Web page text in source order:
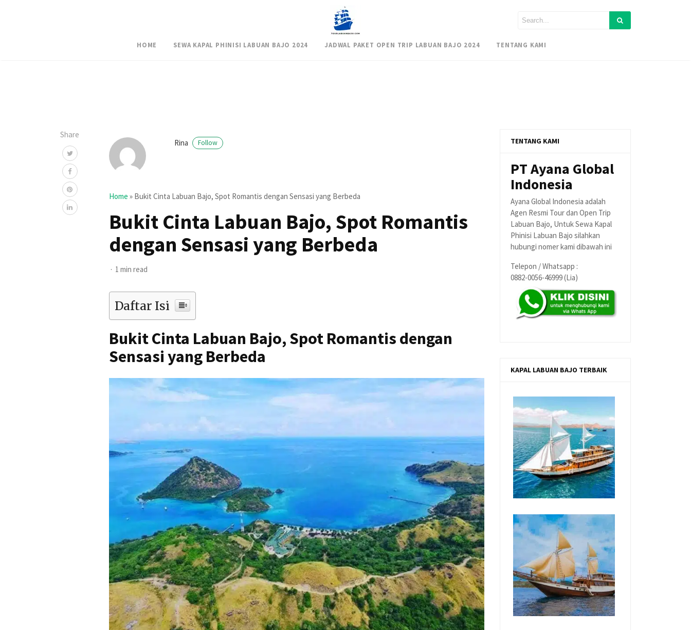
HOME SEWA KAPAL PHINISI LABUAN BAJO 2024 JADWAL PAKET OPEN TRIP LABUAN BAJO 2024 TENTANG KAMI
Share
Rina
Follow
Home » Bukit Cinta Labuan Bajo, Spot Romantis dengan Sensasi yang Berbeda
Bukit Cinta Labuan Bajo, Spot Romantis
dengan Sensasi yang Berbeda
1 min read
Daftar Isi
Bukit Cinta Labuan Bajo, Spot Romantis dengan
Sensasi yang Berbeda
TENTANG KAMI
PT Ayana Global
Indonesia
Ayana Global Indonesia adalah
Agen Resmi Tour dan Open Trip
Labuan Bajo, Untuk Sewa Kapal
Phinisi Labuan Bajo silahkan
hubungi nomer kami dibawah ini
Telepon / Whatsapp :
0882-0056-46999 (Lia)
KAPAL LABUAN BAJO TERBAIK